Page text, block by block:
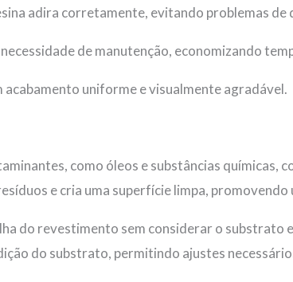
adira corretamente, evitando problemas de
de manutenção, economizando
uniforme e visualmente agradável.
como óleos e substâncias químicas,
e cria uma superfície limpa,
do revestimento sem considerar o
do substrato, permitindo ajustes